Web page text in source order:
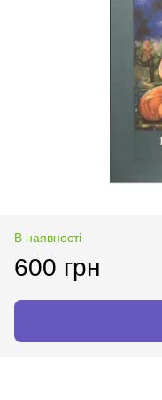
В наявності
600 грн